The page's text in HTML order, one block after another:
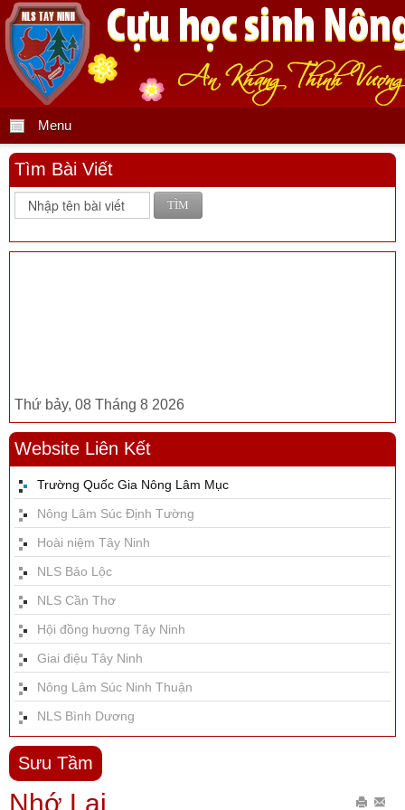
Menu
Tìm Bài Viết
TÌM
Thứ bảy, 08 Tháng 8 2026
Website Liên Kết
Trường Quốc Gia Nông Lâm Mục
Nông Lâm Súc Định Tường
Hoài niệm Tây Ninh
NLS Bảo Lộc
NLS Cần Thơ
Hội đồng hương Tây Ninh
Giai điệu Tây Ninh
Nông Lâm Súc Ninh Thuận
NLS Bình Dương
Sưu Tầm
Nhớ Lại